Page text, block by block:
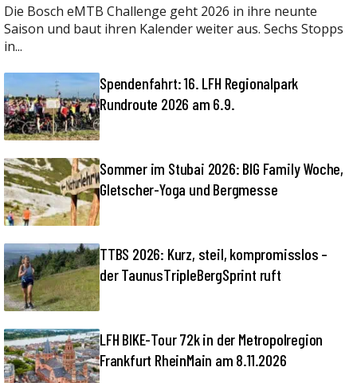
Die Bosch eMTB Challenge geht 2026 in ihre neunte
Saison und baut ihren Kalender weiter aus. Sechs Stopps
in...
Spendenfahrt: 16. LFH Regionalpark
Rundroute 2026 am 6.9.
Sommer im Stubai 2026: BIG Family Woche,
Gletscher-Yoga und Bergmesse
TTBS 2026: Kurz, steil, kompromisslos –
der TaunusTripleBergSprint ruft
LFH BIKE-Tour 72k in der Metropolregion
Frankfurt RheinMain am 8.11.2026